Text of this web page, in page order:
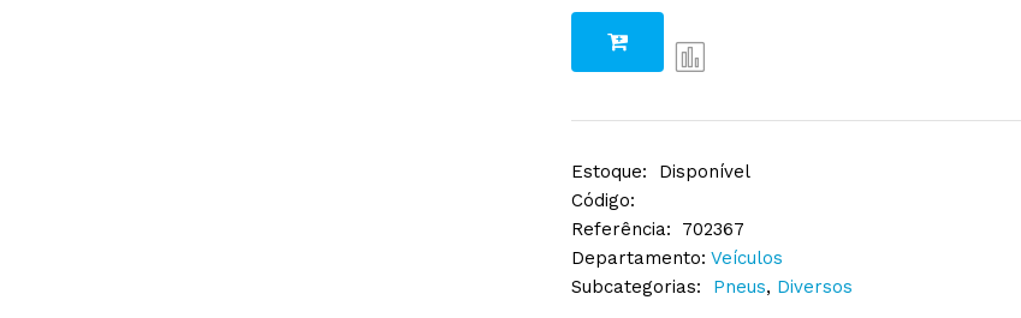
Estoque:
Disponível
Código:
Referência:
702367
Departamento: Veículos
Subcategorias:
Pneus, Diversos